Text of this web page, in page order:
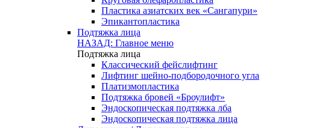
Пластика азиатских век «Сангапури»
Эпикантопластика
Подтяжка лица
НАЗАД: Главное меню
Подтяжка лица
Классический фейслифтинг
Лифтинг шейно-подбородочного угла
Платизмопластика
Подтяжка бровей «Броулифт»
Эндоскопическая подтяжка лба
Эндоскопическая подтяжка лица